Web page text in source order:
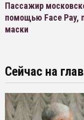
Пассажир
помощью Face Pay,
маски
Сейчас на